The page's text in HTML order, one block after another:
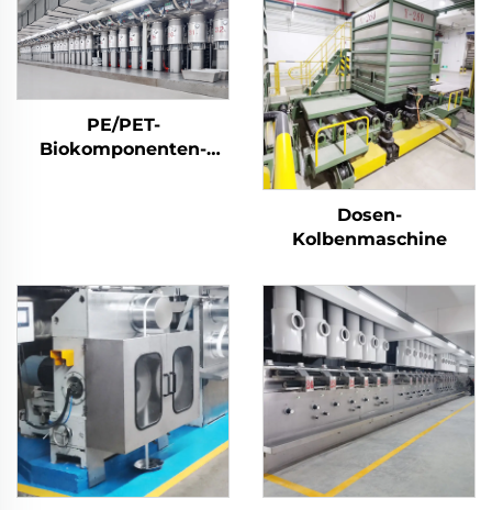
PE/PET-
Biokomponenten-
Dosen-
Kolbenmaschine